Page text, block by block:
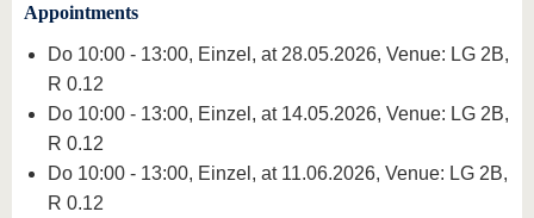
Appointments
Do 10:00 - 13:00, Einzel, at 28.05.2026, Venue: LG 2B,
R 0.12
Do 10:00 - 13:00, Einzel, at 14.05.2026, Venue: LG 2B,
R 0.12
Do 10:00 - 13:00, Einzel, at 11.06.2026, Venue: LG 2B,
R 0.12